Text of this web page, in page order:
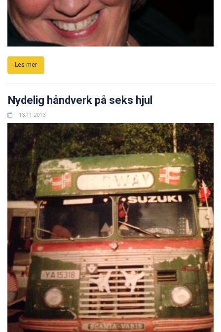
Les mer
Nydelig håndverk på seks hjul
13.11.2013